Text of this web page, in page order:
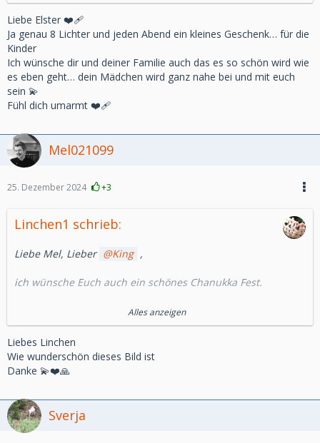
Liebe Elster ❤️‍🩹
Ja genau 8 Lichter und jeden Abend ein kleines Geschenk… für die
Kinder
Ich wünsche dir und deiner Familie auch das es so schön wird wie
es eben geht… dein Mädchen wird ganz nahe bei und mit euch
sein 💫
Fühl dich umarmt ❤️‍🩹
Mel021099
25. Dezember 2024 +3
Linchen1 schrieb:
Liebe Mel, Lieber King ,
ich wünsche Euch auch ein schönes Chanukka Fest.
einfach bunt das hört sich schön an.
Deswegen für Euch beide einfach bunt. Vlg. Linchen
Alles anzeigen
Liebes Linchen
Wie wunderschön dieses Bild ist
Danke 💫❤️🙏
Sverja